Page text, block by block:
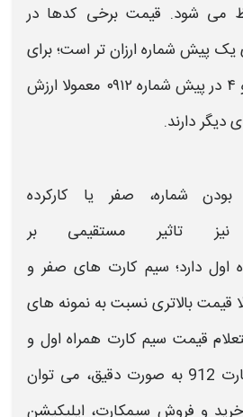
می شود. قیمتبرخی کدها در
یک پیش شمارهارزانتر است؛ برای
۰۹۱۲ معمولا ارزش
دیگر دارند.
بودن شماره، صفر یا کارکرده
تاثیر مستقیمی بر
اولدارد؛ سیم کارت های صفر و
قیمتبالاتری نسبت به نمونه های
قیمت سیم کارت همراه اول و
912 به صورت دقیق، می توان
خریدو فروش سیمکارت، اپلیکیشن